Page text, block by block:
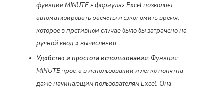
функции MINUTE в формулах Excel позволяет
автоматизировать расчеты и сэкономить время,
которое в противном случае было бы затрачено на
ручной ввод и вычисления.
Удобство и простота использования: Функция
MINUTE проста в использовании и легко понятна
даже начинающим пользователям Excel. Она